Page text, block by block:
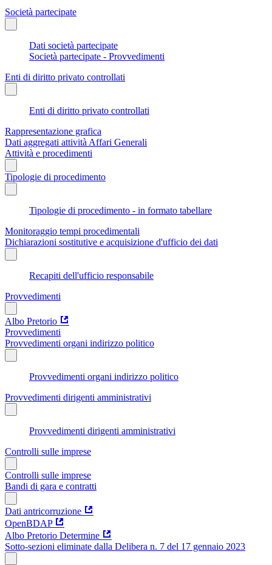
Società partecipate
Dati società partecipate
Società partecipate - Provvedimenti
Enti di diritto privato controllati
Enti di diritto privato controllati
Rappresentazione grafica
Dati aggregati attività Affari Generali
Attività e procedimenti
Tipologie di procedimento
Tipologie di procedimento - in formato tabellare
Monitoraggio tempi procedimentali
Dichiarazioni sostitutive e acquisizione d'ufficio dei dati
Recapiti dell'ufficio responsabile
Provvedimenti
Albo Pretorio
Provvedimenti
Provvedimenti organi indirizzo politico
Provvedimenti organi indirizzo politico
Provvedimenti dirigenti amministrativi
Provvedimenti dirigenti amministrativi
Controlli sulle imprese
Controlli sulle imprese
Bandi di gara e contratti
Dati antricorruzione
OpenBDAP
Albo Pretorio Determine
Sotto-sezioni eliminate dalla Delibera n. 7 del 17 gennaio 2023